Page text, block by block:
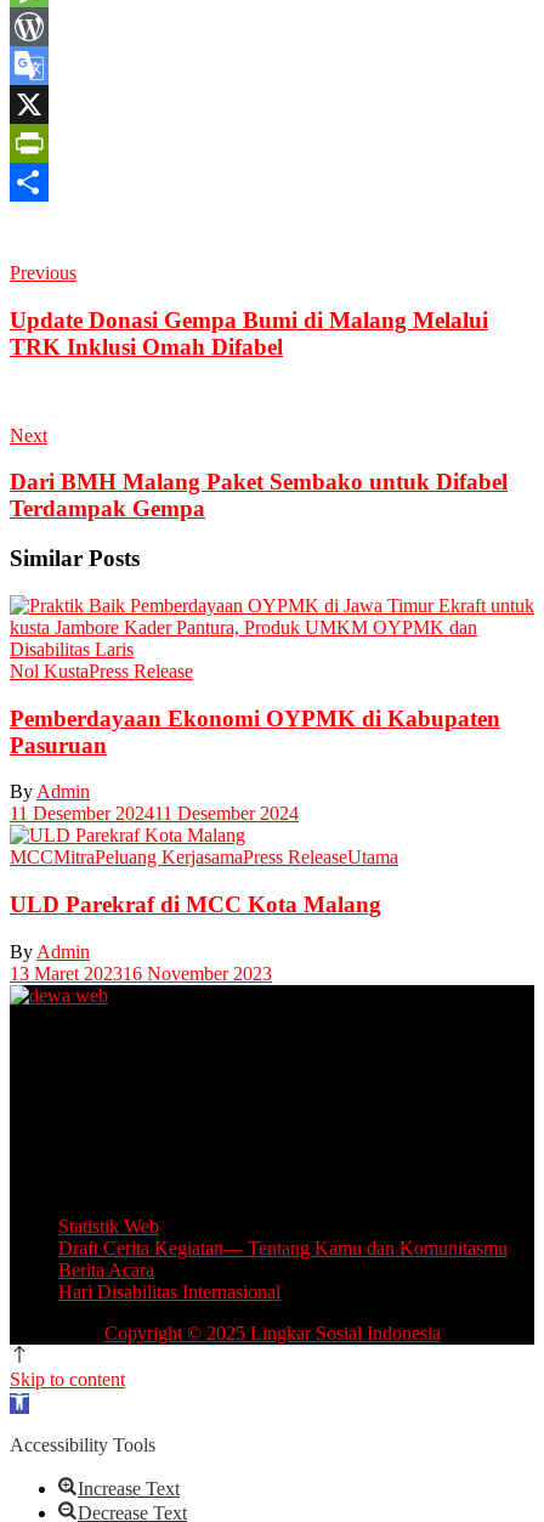
Message
WordPress
Google
Translate
X
PrintFriendly
Previous
Update Donasi Gempa Bumi di Malang Melalui
TRK Inklusi Omah Difabel
Next
Dari BMH Malang Paket Sembako untuk Difabel
Terdampak Gempa
Similar Posts
Nol KustaPress Release
Pemberdayaan Ekonomi OYPMK di Kabupaten
Pasuruan
By Admin
11 Desember 202411 Desember 2024
MCCMitraPeluang KerjasamaPress ReleaseUtama
ULD Parekraf di MCC Kota Malang
By Admin
13 Maret 202316 November 2023
Statistik Web
Draft Cerita Kegiatan— Tentang Kamu dan Komunitasmu
Berita Acara
Hari Disabilitas Internasional
Copyright © 2025 Lingkar Sosial Indonesia
Skip to content
Open
Accessibility Tools
Increase Text
Decrease Text